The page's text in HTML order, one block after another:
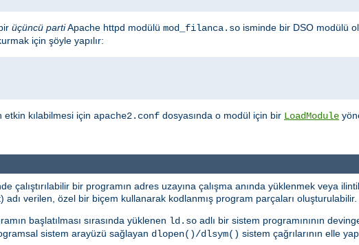
üçüncü partiApache httpd modülü mod_filanca.so isminde bir DSO modülü
için şöyle yapılır:
kılabilmesi için apache2.conf dosyasında o modül için bir LoadModule
bir programın adres uzayına çalışma anında yüklenmek veya
verilen, özel bir biçem kullanarak kodlanmış program parçaları oluşturulabilir.
başlatılması sırasında yüklenen ld.so adlı bir sistem programınının
sistem arayüzü sağlayan dlopen()/dlsym() sistem çağrılarının elle